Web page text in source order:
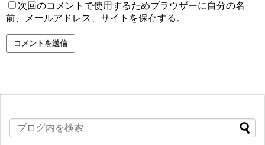
次回のコメントで使用するためブラウザーに自分の名
前、メールアドレス、サイトを保存する。